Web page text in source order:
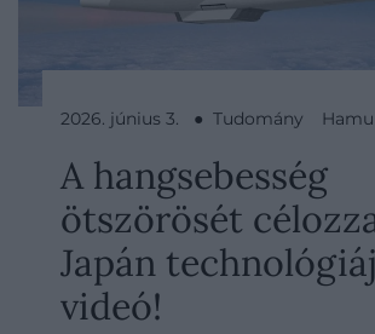
2026. június 3. ● Tudomány
A hangsebesség
ötszörösét
Japán
videó!